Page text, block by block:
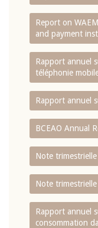
Report on
and payment
Rapport annuel
téléphonie
Rapport annuel
BCEAO Annual
Note
Note
Rapport annuel
consommation